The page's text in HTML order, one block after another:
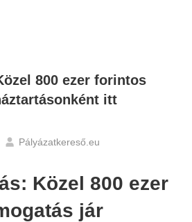
800 ezer forintos
itt
Pályázatkereső.eu
Hírek
Közel 800 ezer
jár